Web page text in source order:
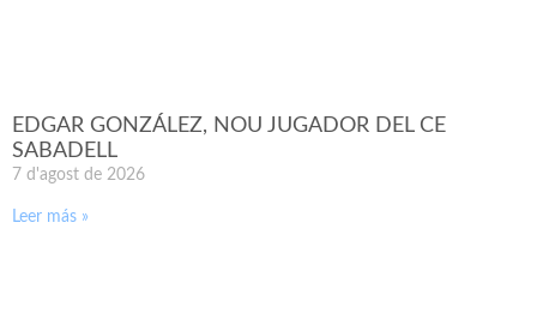
EDGAR GONZÁLEZ, NOU JUGADOR DEL CE
SABADELL
7 d'agost de 2026
Leer más »